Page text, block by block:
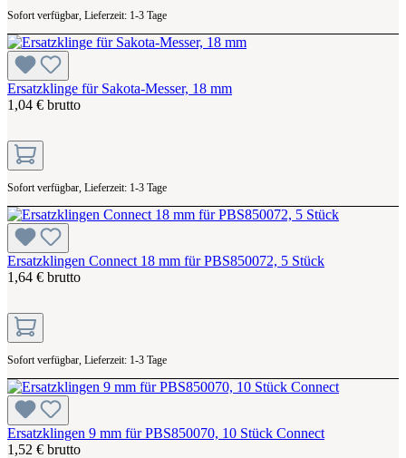
Sofort verfügbar, Lieferzeit: 1-3 Tage
Ersatzklinge für Sakota-Messer, 18 mm
1,04 € brutto
Sofort verfügbar, Lieferzeit: 1-3 Tage
Ersatzklingen Connect 18 mm für PBS850072, 5 Stück
1,64 € brutto
Sofort verfügbar, Lieferzeit: 1-3 Tage
Ersatzklingen 9 mm für PBS850070, 10 Stück Connect
1,52 € brutto